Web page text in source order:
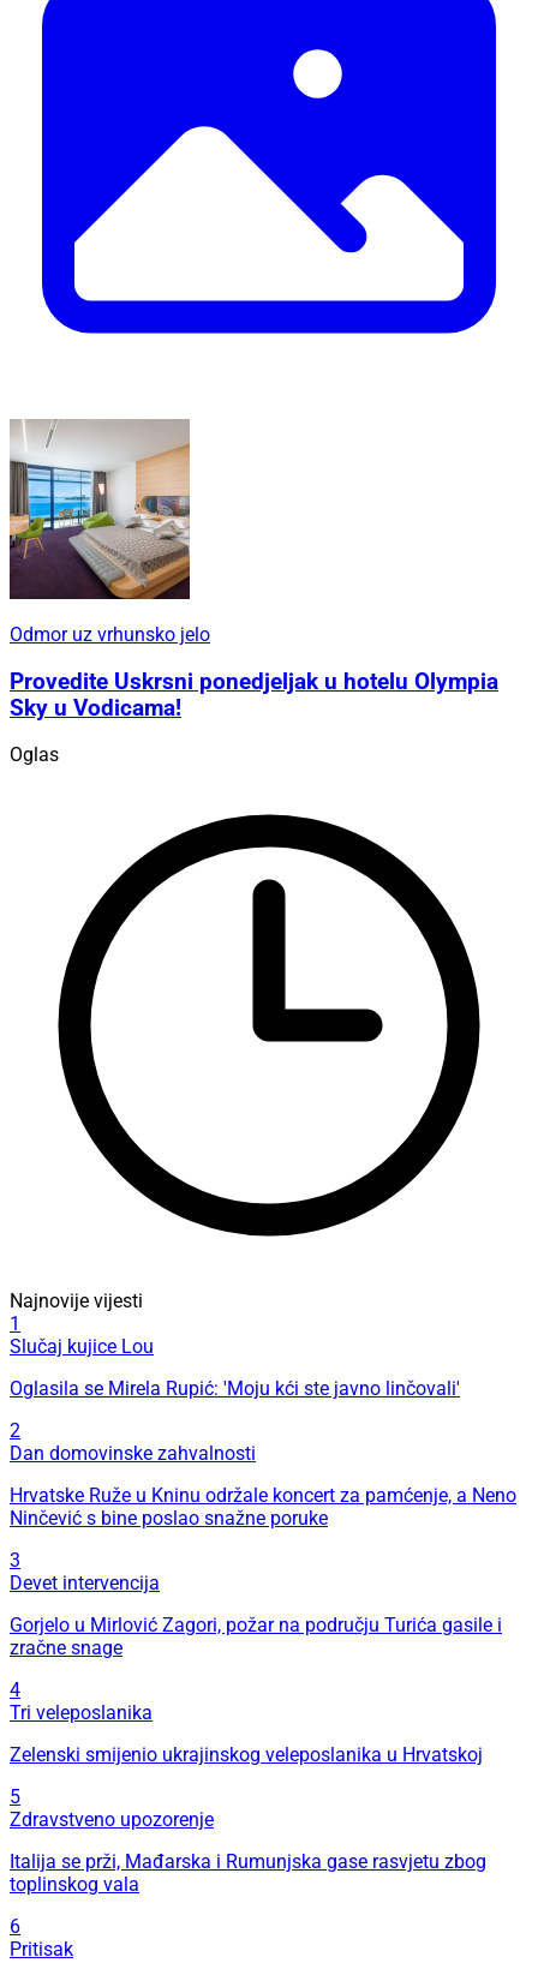
Odmor uz vrhunsko jelo
Provedite Uskrsni ponedjeljak u hotelu Olympia
Sky u Vodicama!
Oglas
Najnovije vijesti
1
Slučaj kujice Lou
Oglasila se Mirela Rupić: 'Moju kći ste javno linčovali'
2
Dan domovinske zahvalnosti
Hrvatske Ruže u Kninu održale koncert za pamćenje, a Neno
Ninčević s bine poslao snažne poruke
3
Devet intervencija
Gorjelo u Mirlović Zagori, požar na području Turića gasile i
zračne snage
4
Tri veleposlanika
Zelenski smijenio ukrajinskog veleposlanika u Hrvatskoj
5
Zdravstveno upozorenje
Italija se prži, Mađarska i Rumunjska gase rasvjetu zbog
toplinskog vala
6
Pritisak